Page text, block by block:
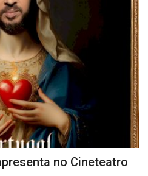
no Cineteatro